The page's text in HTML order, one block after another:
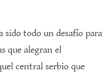
sido todo un desafío para
que alegran el
central serbio que